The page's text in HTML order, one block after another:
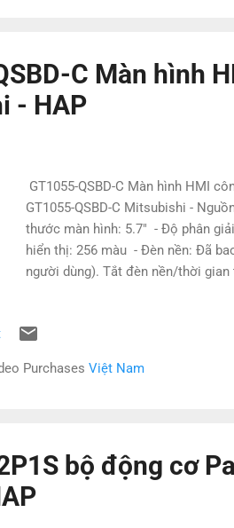
C Màn hình
- HAP
GT1055-QSBD-C Màn hình HMI
GT1055-QSBD-C Mitsubishi -
thước màn hình: 5.7" - Độ phân
hiển thị: 256 màu - Đèn nền: Đã
người dùng). Tắt đèn nền/thời
bóng đèn nền - Phương thức làm
động: 10-90% RH - Cấp bảo vệ:
0.7kg Các sản phẩm khác tương tự :
Purchases Việt Nam
bộ động cơ